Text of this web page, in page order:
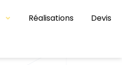
Réalisations Devis